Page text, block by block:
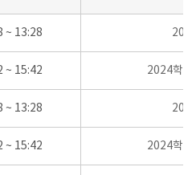
~ 13:28
~ 15:42 2024학
~ 13:28
~ 15:42 2024학